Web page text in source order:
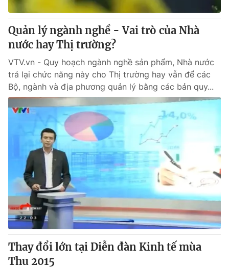
Cơ quan báo chí:Thời báo VTV
Giấy phép hoạt động báo in và báo điện tử số 483/GP-BTTTT
cấp ngày 29/12/2023
Tổng Biên tập:Vũ Thanh Thủy
Phó Tổng Biên tập:Nguyễn Thị Mỹ Hạnh, Phạm Quốc Thắng,
Nguyễn Trọng Ninh
Tổng đài VTV:024.38 355 931 - 024.38 355 932
Ðiện thoại Thời báo VTV:024.66 897 897
toasoan@vtv.vn
Liên hệ quảng cáo: 024-7300.7108
Quản lý ngành nghề - Vai trò của Nhà
nước hay Thị trường?
VTV.vn - Quy hoạch ngành nghề sản phẩm, Nhà nước
trả lại chức năng này cho Thị trường hay vẫn để các
Bộ, ngành và địa phương quản lý bằng các bản quy...
Thay đổi lớn tại Diễn đàn Kinh tế mùa
Thu 2015